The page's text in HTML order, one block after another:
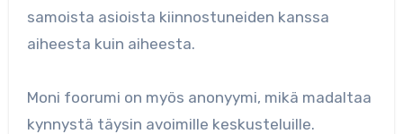
samoista asioista kiinnostuneiden kanssa
aiheesta kuin aiheesta.
Moni foorumi on myös anonyymi, mikä madaltaa
kynnystä täysin avoimille keskusteluille.